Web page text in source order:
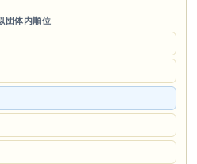
団体内順位